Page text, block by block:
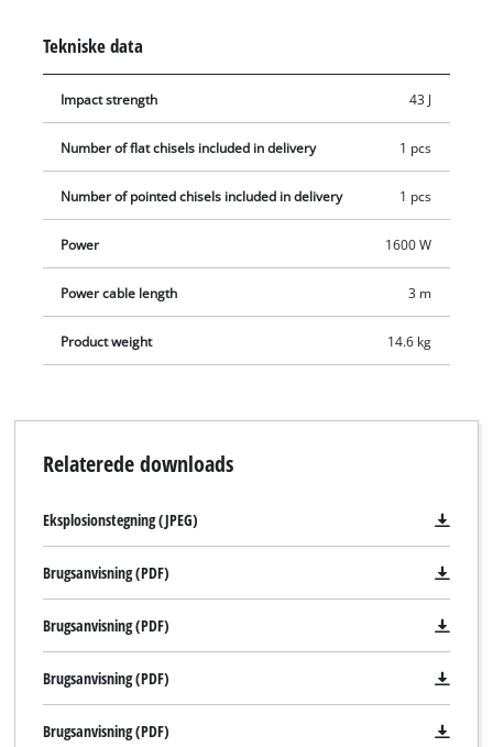
mobilitet. Nedbrydningshammeren er med sin robuste og
kontinuerlig drift. Nedbrydningshammeren er klar til brug
med det samme takket være den medfølgende spids- og
fladmejsel. Maskinen leveres i en praktisk transport- og
opbevaringskuffert.
Tekniske data
Impact strength 43 J
Number of flat chisels included in delivery 1 pcs
Number of pointed chisels included in delivery 1 pcs
Power 1600 W
Power cable length 3 m
Product weight 14.6 kg
Relaterede downloads
Eksplosionstegning (JPEG)
Brugsanvisning (PDF)
Brugsanvisning (PDF)
Brugsanvisning (PDF)
Brugsanvisning (PDF)